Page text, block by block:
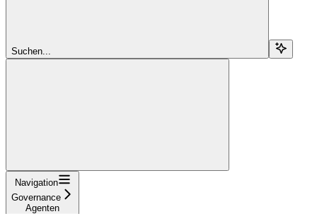
Suchen...
Navigation
Governance
Agenten